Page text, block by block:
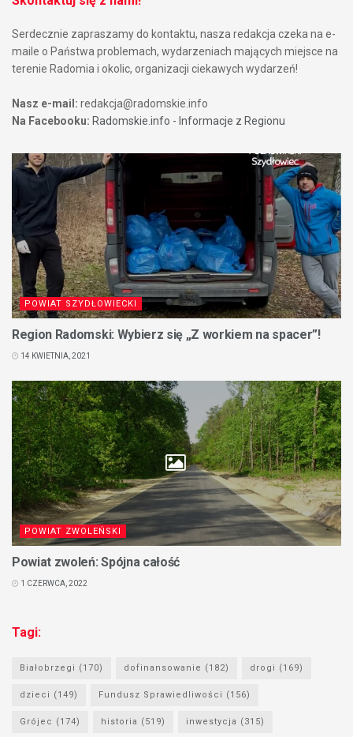
Serdecznie zapraszamy do kontaktu, nasza redakcja czeka na e-
maile o Państwa problemach, wydarzeniach mających miejsce na
terenie Radomia i okolic, organizacji ciekawych wydarzeń!
Nasz e-mail: redakcja@radomskie.info
Na Facebooku: Radomskie.info - Informacje z Regionu
POWIAT SZYDŁOWIECKI
Region Radomski: Wybierz się „Z workiem na spacer”!
14 KWIETNIA, 2021
POWIAT ZWOLEŃSKI
Powiat zwoleń: Spójna całość
1 CZERWCA, 2022
Tagi:
Białobrzegi (170) dofinansowanie (182) drogi (169)
dzieci (149) Fundusz Sprawiedliwości (156)
Grójec (174) historia (519) inwestycja (315)